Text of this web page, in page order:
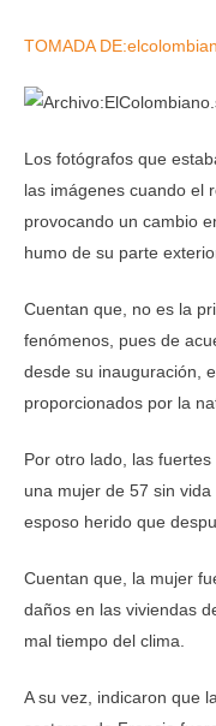
TOMADA
Los fotógrafos que
las imágenes cuando el
provocando un cambio
humo de su parte
Cuentan que, no es la
fenómenos, pues de
desde su inauguración,
proporcionados por la
Por otro lado, las
una mujer de 57 sin
esposo herido que
Cuentan que, la mujer
daños en las viviendas
mal tiempo del clima.
A su vez, indicaron que